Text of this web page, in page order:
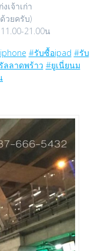
เจ้าเก่า
วยครับ)
21.00น
#รับซื้อipad #รับ
ลลาดพร้าว #ยูเนี่ยนม